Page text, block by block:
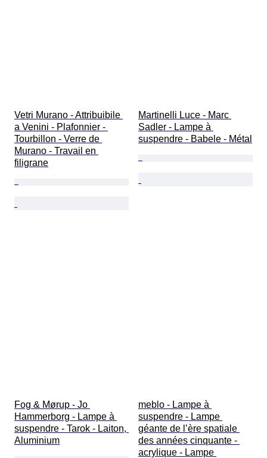
Vetri Murano - Attribuibile
a Venini - Plafonnier -
Tourbillon - Verre de
Murano - Travail en
filigrane
Martinelli Luce - Marc
Sadler - Lampe à
suspendre - Babele - Métal
Fog & Mørup - Jo
Hammerborg - Lampe à
suspendre - Tarok - Laiton,
Aluminium
meblo - Lampe à
suspendre - Lampe
géante de l’ère spatiale
des années cinquante -
acrylique - Lampe